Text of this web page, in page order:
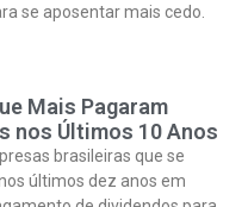
se aposentar mais cedo.
Mais Pagaram
nos Últimos 10 Anos
brasileiras que se
últimos dez anos em